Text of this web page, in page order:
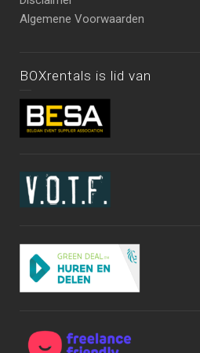
Algemene Voorwaarden
BOXrentals is lid van